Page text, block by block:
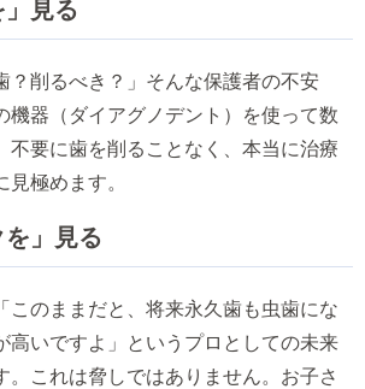
」見る
？削るべき？」そんな保護者の不安
機器（ダイアグノデント）を使って数
不要に歯を削ることなく、本当に治療
極めます。
を」見る
このままだと、将来永久歯も虫歯にな
高いですよ」というプロとしての未来
。これは脅しではありません。お子さ